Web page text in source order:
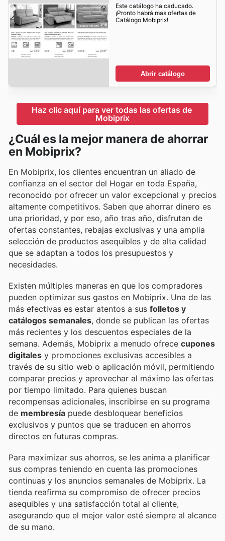
Este catálogo ha caducado.
¡Pronto habrá mas ofertas de
Catálogo Mobiprix!
Abrir catálogo
Haz clic aquí para ver todas las ofertas de
Mobiprix
¿Cuál es la mejor manera de ahorrar
en Mobiprix?
En Mobiprix, los clientes encuentran un aliado de
confianza en el sector del Hogar en toda España,
reconocido por ofrecer un valor excepcional y precios
altamente competitivos. Saben que ahorrar dinero es
una prioridad, y por eso, año tras año, disfrutan de
ofertas constantes, rebajas exclusivas y una amplia
selección de productos asequibles y de alta calidad
que se adaptan a todos los presupuestos y
necesidades.
Existen múltiples maneras en que los compradores
pueden optimizar sus gastos en Mobiprix. Una de las
más efectivas es estar atentos a sus folletos y
catálogos semanales, donde se publican las ofertas
más recientes y los descuentos especiales de la
semana. Además, Mobiprix a menudo ofrece cupones
digitales y promociones exclusivas accesibles a
través de su sitio web o aplicación móvil, permitiendo
comparar precios y aprovechar al máximo las ofertas
por tiempo limitado. Para quienes buscan
recompensas adicionales, inscribirse en su programa
de membresía puede desbloquear beneficios
exclusivos y puntos que se traducen en ahorros
directos en futuras compras.
Para maximizar sus ahorros, se les anima a planificar
sus compras teniendo en cuenta las promociones
continuas y los anuncios semanales de Mobiprix. La
tienda reafirma su compromiso de ofrecer precios
asequibles y una satisfacción total al cliente,
asegurando que el mejor valor esté siempre al alcance
de su mano.